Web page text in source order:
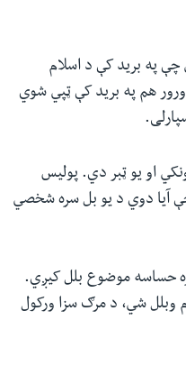
چې په برید کې د اسلام
هم په برید کې ټپي شوي
او یو ټبر دي. پولیس
آیا دوي د یو بل سره شخصي
حساسه موضوع بلل کیږي.
وبلل شي، د مرګ سزا ورکول